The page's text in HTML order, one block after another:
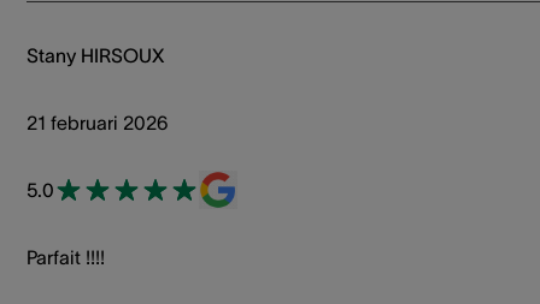
Stany HIRSOUX
21 februari 2026
5.0
Parfait !!!!